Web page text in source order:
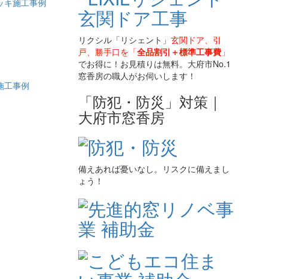
リクシル「リシェント」 玄関ドア、引
戸、勝手口を「全品割引＋標準工事費」
でお得に！お見積りは無料。大府市No.1
窓香房の職人がお伺いします！
「防犯・防災」対策｜
大府市窓香房
備えあれば憂いなし。リスクに備えまし
ょう！